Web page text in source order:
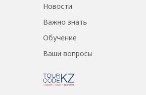
Новости
Важно знать
Обучение
Ваши вопросы